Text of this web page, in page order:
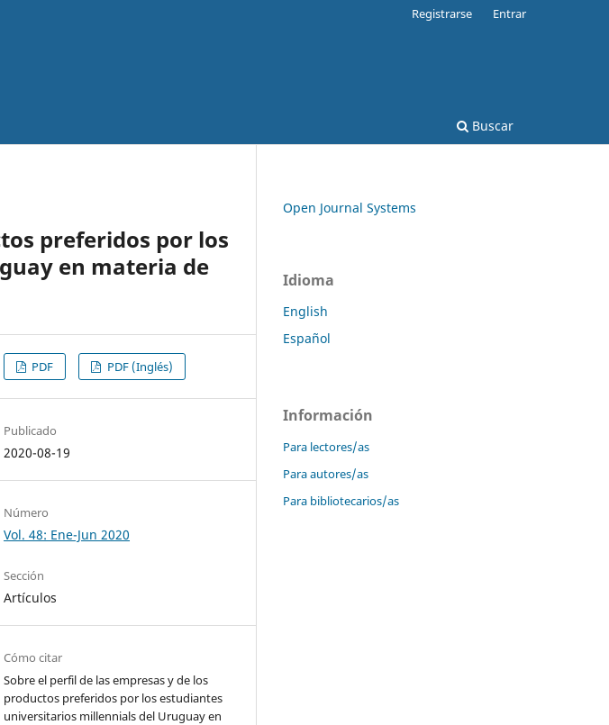
Buscar
Registrarse Entrar
preferidos por los
en materia de
PDF PDF (Inglés)
Publicado
2020-08-19
Número
Vol. 48: Ene-Jun 2020
Sección
Artículos
Cómo citar
Sobre el perfil de las empresas y de los
productos preferidos por los estudiantes
universitarios millennials del Uruguay en
Open Journal Systems
Idioma
English
Español
Información
Para lectores/as
Para autores/as
Para bibliotecarios/as